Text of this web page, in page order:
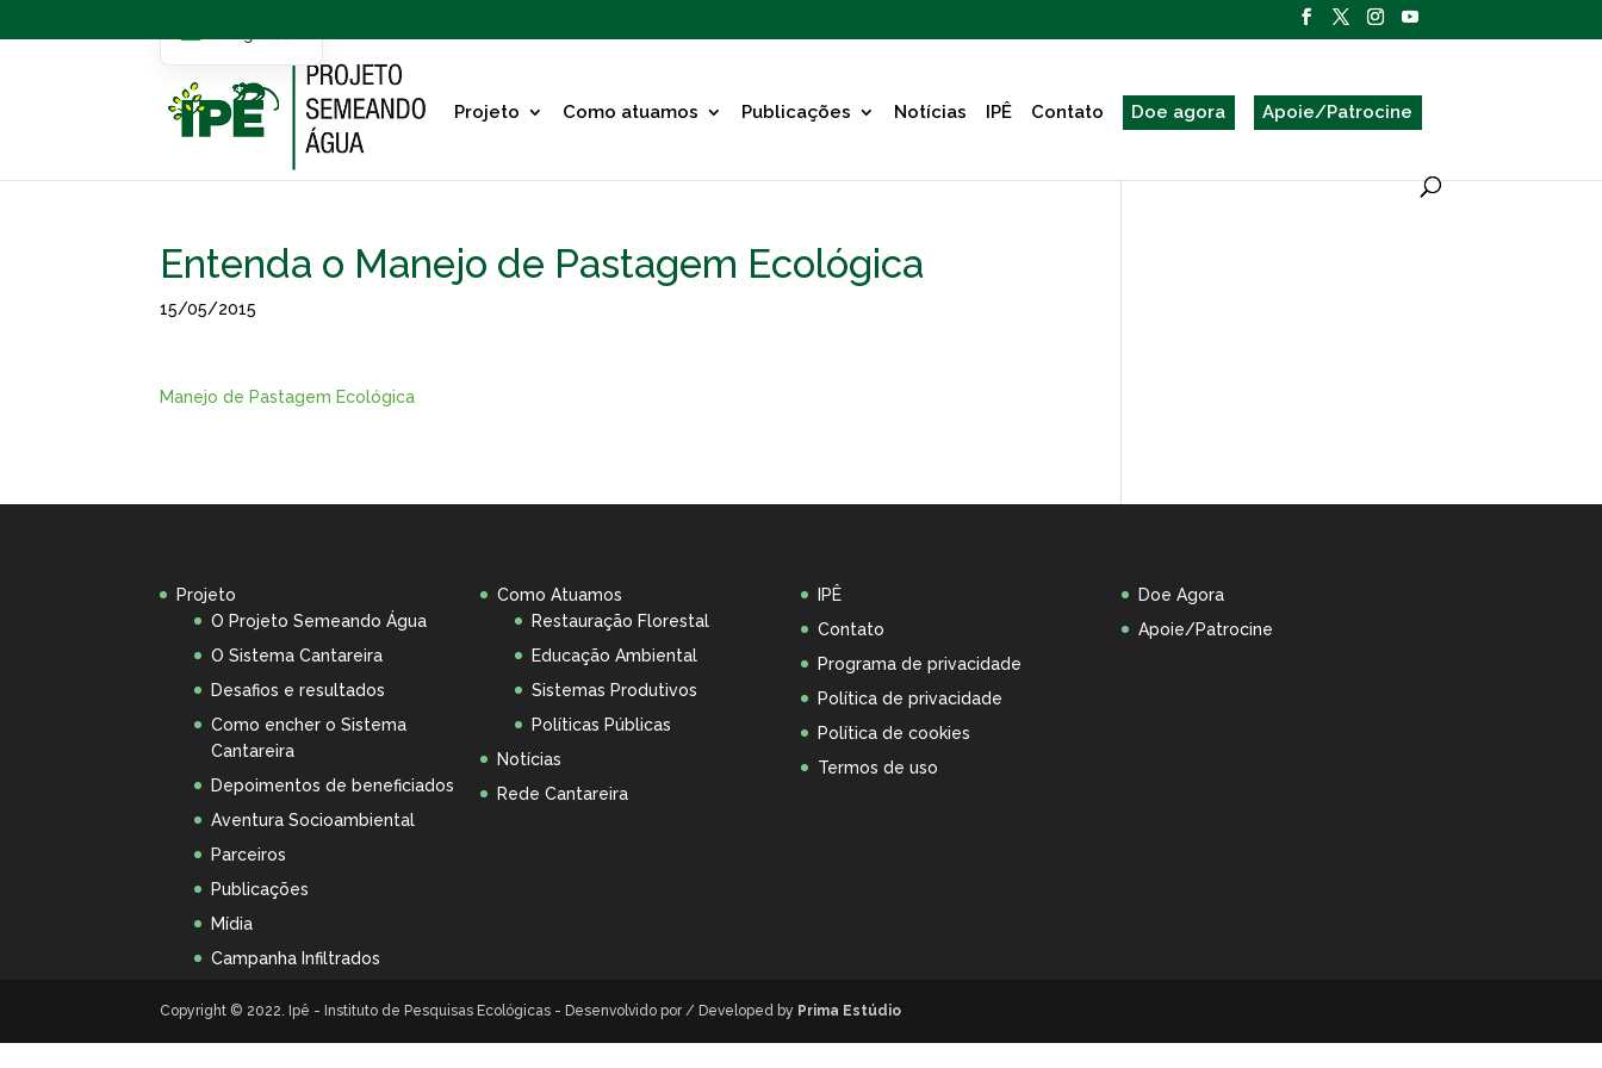
Projeto Como atuamos Publicações Notícias IPÊ Contato Doe agora Apoie/Patrocine
Entenda o Manejo de Pastagem Ecológica
15/05/2015
Manejo de Pastagem Ecológica
Projeto
O Projeto Semeando Água
O Sistema Cantareira
Desafios e resultados
Como encher o Sistema
Cantareira
Depoimentos de beneficiados
Aventura Socioambiental
Parceiros
Publicações
Mídia
Campanha Infiltrados
Como Atuamos
Restauração Florestal
Educação Ambiental
Sistemas Produtivos
Políticas Públicas
Notícias
Rede Cantareira
IPÊ
Contato
Programa de privacidade
Política de privacidade
Política de cookies
Termos de uso
Doe Agora
Apoie/Patrocine
Copyright © 2022. Ipê - Instituto de Pesquisas Ecológicas - Desenvolvido por / Developed by Prima Estúdio